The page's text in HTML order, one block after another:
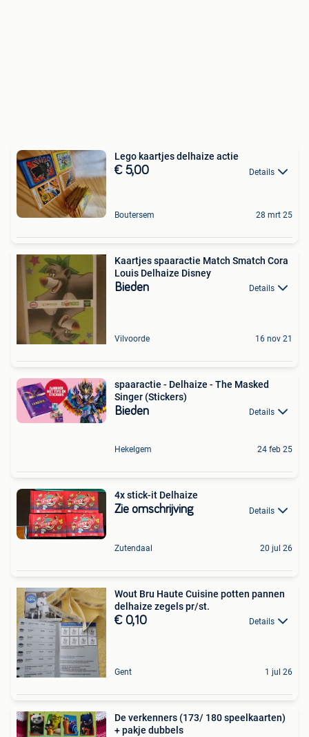
Lego kaartjes delhaize actie
€ 5,00 Details
Boutersem 28 mrt 25
Kaartjes spaaractie Match Smatch Cora
Louis Delhaize Disney
Bieden Details
Vilvoorde 16 nov 21
spaaractie - Delhaize - The Masked
Singer (Stickers)
Bieden Details
Hekelgem 24 feb 25
4x stick-it Delhaize
Zie omschrijving Details
Zutendaal 20 jul 26
Wout Bru Haute Cuisine potten pannen
delhaize zegels pr/st.
€ 0,10 Details
Gent 1 jul 26
De verkenners (173/ 180 speelkaarten)
+ pakje dubbels